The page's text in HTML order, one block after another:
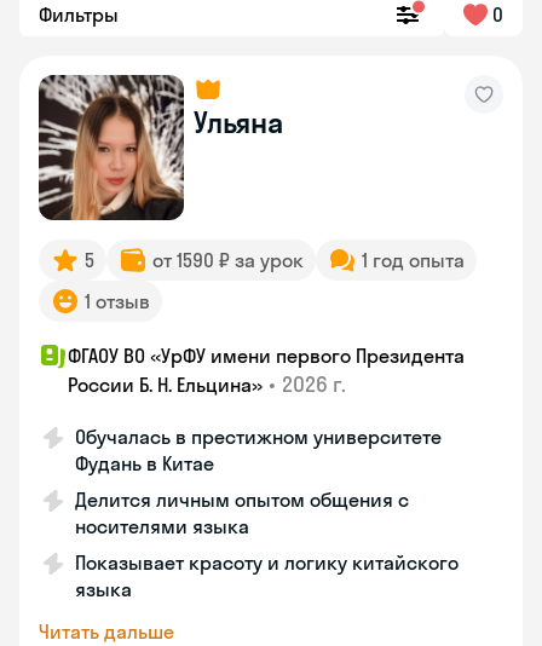
Фильтры 0
Ульяна
5 от 1590 ₽ за урок
1 год опыта
1 отзыв
ФГАОУ ВО «УрФУ имени первого Президента
России Б. Н. Ельцина» • 2026 г.
Обучалась в престижном университете
Фудань в Китае
Делится личным опытом общения с
носителями языка
Показывает красоту и логику китайского
языка
Читать дальше
Skyeng Chat